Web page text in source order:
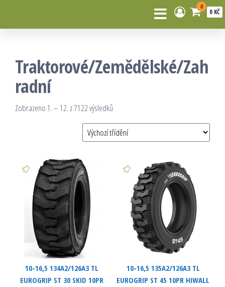
0
0 KČ
Traktorové/Zemědělské/Zah
radní
Zobrazeno 1. – 12. z 7122 výsledků
10-16,5 134A2/126A3 TL
EUROGRIP ST 30 SKID 10PR
10-16,5 135A2/126A3 TL
EUROGRIP ST 45 10PR HIWALL